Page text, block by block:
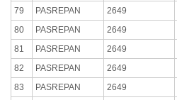
79
PASREPAN 2649
80
PASREPAN 2649
81
PASREPAN 2649
82
PASREPAN 2649
83
PASREPAN 2649